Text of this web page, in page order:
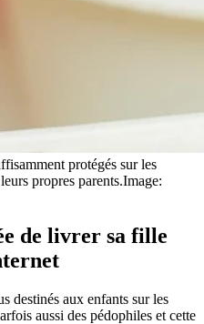
protégés sur les
propres parents.Image:
de livrer sa fille
destinés aux enfants sur les
aussi des pédophiles et cette